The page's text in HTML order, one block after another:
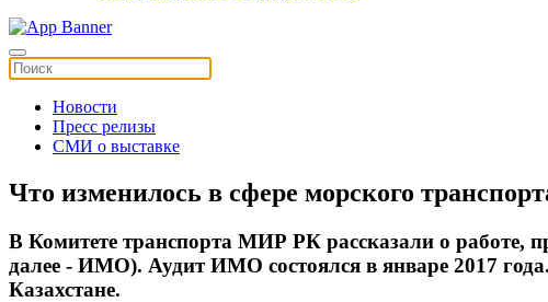
Новости
Пресс релизы
СМИ о выставке
Что изменилось в сфере морского
В Комитете транспорта МИР РК рассказали о работе,
далее - ИМО). Аудит ИМО состоялся в январе 2017
Казахстане.